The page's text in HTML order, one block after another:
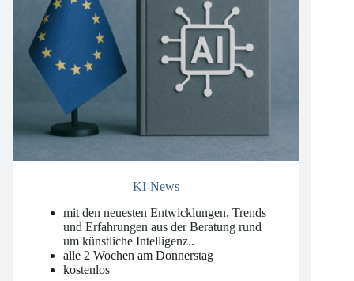
mit den neuesten Entwicklungen, Trends
und Erfahrungen aus der Beratung rund
um künstliche Intelligenz..
alle 2 Wochen am Donnerstag